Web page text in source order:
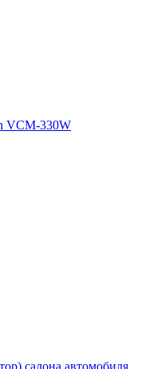
VCM-330W